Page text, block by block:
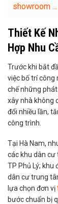
showroom …
Thiết Kế
Hợp Nhu
Trước khi bắt
việc bố trí công
chế những
xây nhà không
đổi nhiều lần,
công trình.
Tại Hà Nam,
các khu dân cư
TP Phủ Lý; khu
dân cư trung
lựa chọn đơn vị
bước chuẩn bị